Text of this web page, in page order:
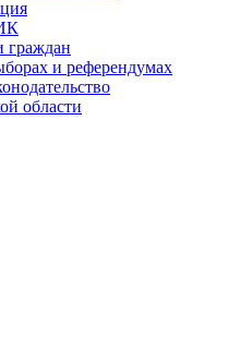
граждан
и референдумах
области